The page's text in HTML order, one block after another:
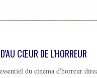
CŒUR DE L'HORREUR
du cinéma d'horreur